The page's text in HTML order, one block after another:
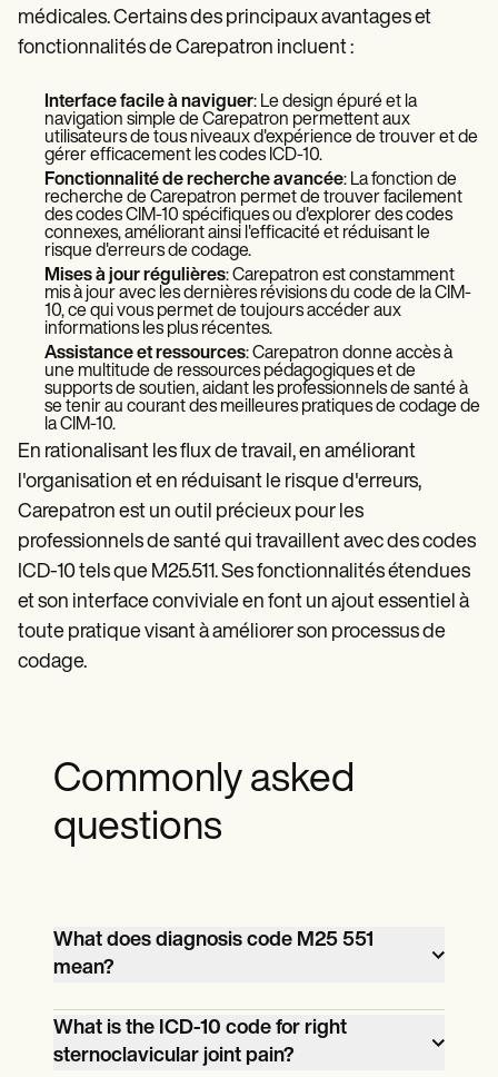
médicales. Certains des principaux avantages et
fonctionnalités de Carepatron incluent :
Interface facile à naviguer: Le design épuré et la
navigation simple de Carepatron permettent aux
utilisateurs de tous niveaux d'expérience de trouver et de
gérer efficacement les codes ICD-10.
Fonctionnalité de recherche avancée: La fonction de
recherche de Carepatron permet de trouver facilement
des codes CIM-10 spécifiques ou d'explorer des codes
connexes, améliorant ainsi l'efficacité et réduisant le
risque d'erreurs de codage.
Mises à jour régulières: Carepatron est constamment
mis à jour avec les dernières révisions du code de la CIM-
10, ce qui vous permet de toujours accéder aux
informations les plus récentes.
Assistance et ressources: Carepatron donne accès à
une multitude de ressources pédagogiques et de
supports de soutien, aidant les professionnels de santé à
se tenir au courant des meilleures pratiques de codage de
la CIM-10.
En rationalisant les flux de travail, en améliorant
l'organisation et en réduisant le risque d'erreurs,
Carepatron est un outil précieux pour les
professionnels de santé qui travaillent avec des codes
ICD-10 tels que M25.511. Ses fonctionnalités étendues
et son interface conviviale en font un ajout essentiel à
toute pratique visant à améliorer son processus de
codage.
Commonly asked
questions
What does diagnosis code M25 551
mean?
Diagnosis code M25.511 indicates pain
specifically located in the right shoulder. It
What is the ICD-10 code for right
sternoclavicular joint pain?